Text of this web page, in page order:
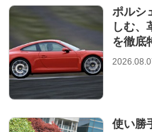
ポルシ
しむ、
を徹底
使い勝